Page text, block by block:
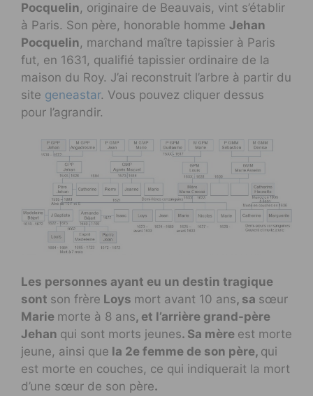
Pocquelin, originaire de Beauvais, vint s’établir
à Paris. Son père, honorable homme Jehan
Pocquelin, marchand maître tapissier à Paris
fut, en 1631, qualifié tapissier ordinaire de la
maison du Roy. J’ai reconstruit l’arbre à partir du
site geneastar. Vous pouvez cliquer dessus
pour l’agrandir.
Les personnes ayant eu un destin tragique
sont son frère Loys mort avant 10 ans, sa sœur
Marie morte à 8 ans, et l’arrière grand-père
Jehan qui sont morts jeunes. Sa mère est morte
jeune, ainsi que la 2e femme de son père, qui
est morte en couches, ce qui indiquerait la mort
d’une sœur de son père.